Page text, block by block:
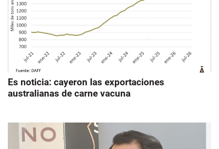
Es noticia: cayeron las exportaciones
australianas de carne vacuna